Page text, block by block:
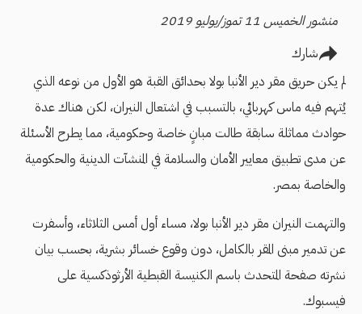
منشور الخميس 11 تموز/يوليو 2019
شارك
لم يكن حريق مقر دير اﻷنبا بولا بحدائق القبة هو اﻷول من نوعه الذي
يُتهم فيه ماس كهربائي، بالتسبب في اشتعال النيران، لكن هناك عدة
حوادث مماثلة سابقة طالت مبانٍ خاصة وحكومية، مما يطرح اﻷسئلة
عن مدى تطبيق معايير الأمان والسلامة في المنشآت الدينية والحكومية
والخاصة بمصر.
والتهمت النيران مقر دير اﻷنبا بولا، مساء أول أمس الثلاثاء، وأسفرت
عن تدمير مبنى المقر بالكامل، دون وقوع خسائر بشرية، بحسب بيان
نشرته صفحة المتحدث باسم الكنيسة القبطية اﻷرثوذكسية على
فيسبوك.